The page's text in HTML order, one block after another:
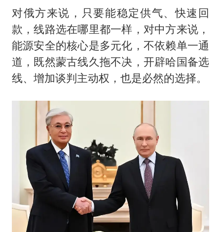
对俄方来说，只要能稳定供气、快速回
款，线路选在哪里都一样，对中方来说，
能源安全的核心是多元化，不依赖单一通
道，既然蒙古线久拖不决，开辟哈国备选
线、增加谈判主动权，也是必然的选择。